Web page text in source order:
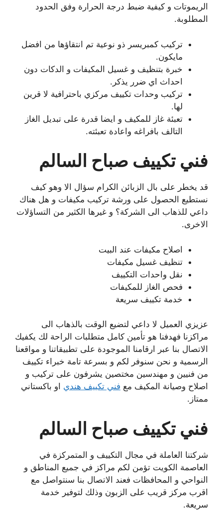
الريموتات و كيفية ضبط درجة الحرارة وفق الحدود
المطلوبة.
تركيب كمبريسر ذو نوعية تم انتقاؤها من افضل
مايكون.
خبرة بتنظيف و غسيل المكيفات و الدكات دون
احداث اي ضرر يذكر.
تركيب وحدات تكييف مركزي باحترافية لا قرين
لها.
تعبئة غاز للمكيف و ايضا قدرة على تبديل الغاز
التالف بافراغه واعادة تعبئته.
فني تكييف صباح السالم
قد يخطر على بال الزبائن الكرام سؤال الا وهو كيف
نستطيع الحصول على ورشة تركيب مكيفات و هل هناك
داعي للذهاب الى الشركة؟ و غيرها الكثير من التساؤلات
الاخرى.
اصلاح مكيفات عند البيت
تنظيف غسيل مكيفات
نقل واحدات التكييف
فحص الغاز للمكيفات
خدمة تكييف سريعة
عزيزي العميل لا داعي لتضيع الوقت بالذهاب الى
مراكزنا فهدفنا هو تأمين كامل متطلبات الراحة لك يكفيك
الاتصال بنا عبر ارقامنا الموجودة على تطبيقاتنا و مواقعنا
الرسمية و نحن سنوفر لكم و بسرعة تامة خبراء تكييف
من فنيين و مهندسين مختصين يشرفون على تركيب و
اصلاح وصيانة المكيف مع فني تكييف هندي او باكستاني
ممتاز.
فني تكييف صباح السالم
شركتنا العاملة في مجال التكييف و المتمركزة في
العاصمة الكويت تؤمن لكم مراكز في جميع المناطق و
النواحي و المحافظات فعند الاتصال بنا سنتواصل مع
اقرب مركز قريب على الزبون وذلك لتوفير خدمة
سريعة.